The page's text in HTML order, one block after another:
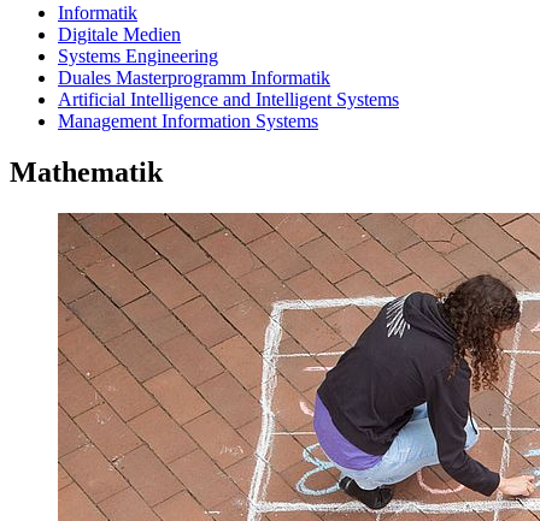
Informatik
Digitale Medien
Systems Engineering
Duales Masterprogramm Informatik
Artificial Intelligence and Intelligent Systems
Management Information Systems
Mathematik